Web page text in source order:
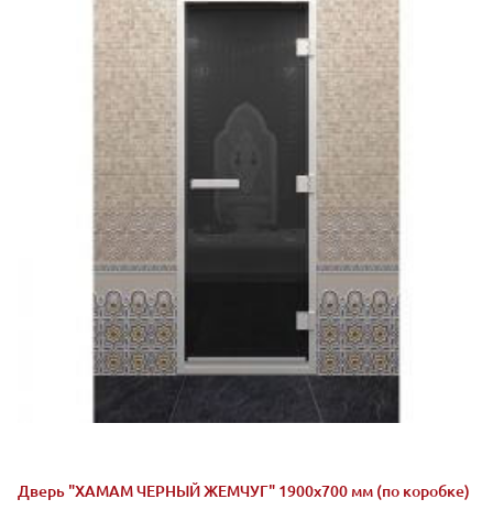
Дверь "ХАМАМ ЧЕРНЫЙ ЖЕМЧУГ" 1900х700 мм (по коробке)